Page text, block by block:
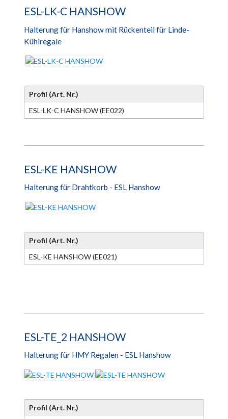
ESL-LK-C HANSHOW
Halterung für Hanshow mit Rückenteil für Linde-
Kühlregale
Profil (Art. Nr.)
ESL-LK-C HANSHOW (EE022)
ESL-KE HANSHOW
Halterung für Drahtkorb - ESL Hanshow
Profil (Art. Nr.)
ESL-KE HANSHOW (EE021)
ESL-TE_2 HANSHOW
Halterung für HMY Regalen - ESL Hanshow
Profil (Art. Nr.)